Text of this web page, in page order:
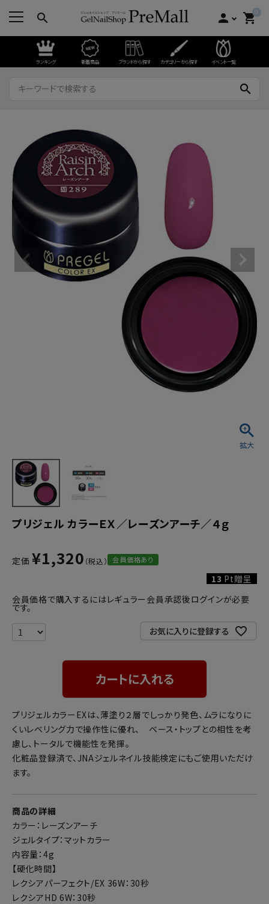
search person 0
shopping_cart
ランキング 新着商品 ブランドから探す カテゴリーから探す イベント一覧
search
プリジェル カラーＥＸ／レーズンアーチ／４ｇ
定価 ¥1,320 会員価格あり
13 Pt贈呈
会員価格で購入するにはレギュラー会員承認後ログインが必要
です。
お気に入りに登録する
カートに入れる
プリジェルカラーEXは、薄塗り２層でしっかり発色、ムラになりに
くいレベリング力で操作性に優れ、 ベース・トップとの相性を考
慮し、トータルで機能性を発揮。
化粧品登録済で、JNAジェルネイル技能検定にもご使用いただけ
ます。
商品の詳細
カラー：レーズンアーチ
ジェルタイプ：マットカラー
内容量：4g
【硬化時間】
レクシアパーフェクト/EX 36W：30秒
レクシアHD 6W：30秒